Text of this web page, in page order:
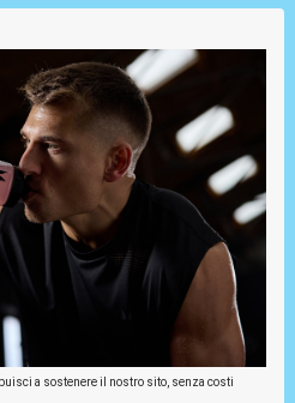
a sostenere il nostro sito, senza costi